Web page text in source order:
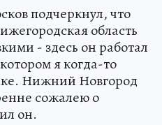
подчеркнул, что
область
- здесь он работал
я когда-то
Нижний Новгород
сожалею о
он.